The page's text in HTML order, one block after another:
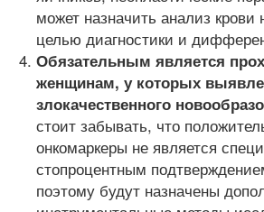
может назначить анализ крови
целью диагностики и
Обязательным является
женщинам, у которых
злокачественного
стоит забывать, что
онкомаркеры не является
стопроцентным
поэтому будут назначены